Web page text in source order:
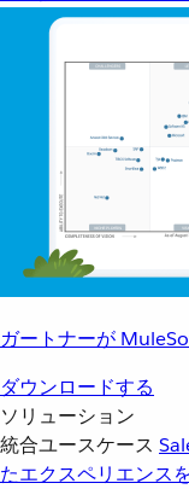
ガートナーが
ダウンロードする
ソリューション
統合ユースケース
たエクスペリエンス